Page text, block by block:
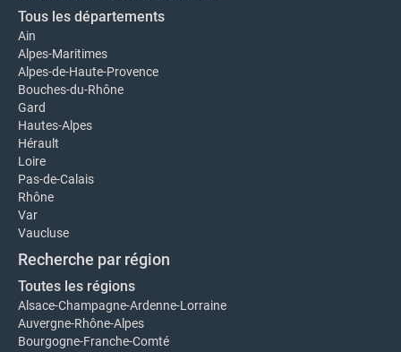
Tous les départements
Ain
Alpes-Maritimes
Alpes-de-Haute-Provence
Bouches-du-Rhône
Gard
Hautes-Alpes
Hérault
Loire
Pas-de-Calais
Rhône
Var
Vaucluse
Recherche par région
Toutes les régions
Alsace-Champagne-Ardenne-Lorraine
Auvergne-Rhône-Alpes
Bourgogne-Franche-Comté